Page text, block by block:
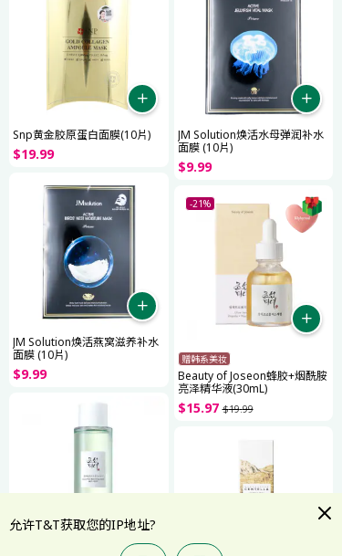
Snp黄金胶原蛋白面膜(10片)
$19.99
JM Solution焕活水母弹润补水
面膜 (10片)
$9.99
JM Solution焕活燕窝滋养补水
面膜 (10片)
$9.99
-21%
赠韩系美妆
Beauty of Joseon蜂胶+烟酰胺
亮泽精华液(30mL)
$15.97 $19.99
允许T&T获取您的IP地址?